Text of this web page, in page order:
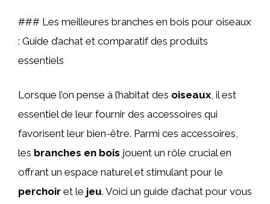
### Les meilleures branches en bois pour oiseaux
: Guide d’achat et comparatif des produits
essentiels
Lorsque l’on pense à l’habitat des oiseaux, il est
essentiel de leur fournir des accessoires qui
favorisent leur bien-être. Parmi ces accessoires,
les branches en bois jouent un rôle crucial en
offrant un espace naturel et stimulant pour le
perchoir et le jeu. Voici un guide d’achat pour vous